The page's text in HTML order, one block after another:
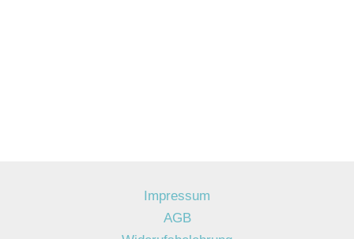
Impressum
AGB